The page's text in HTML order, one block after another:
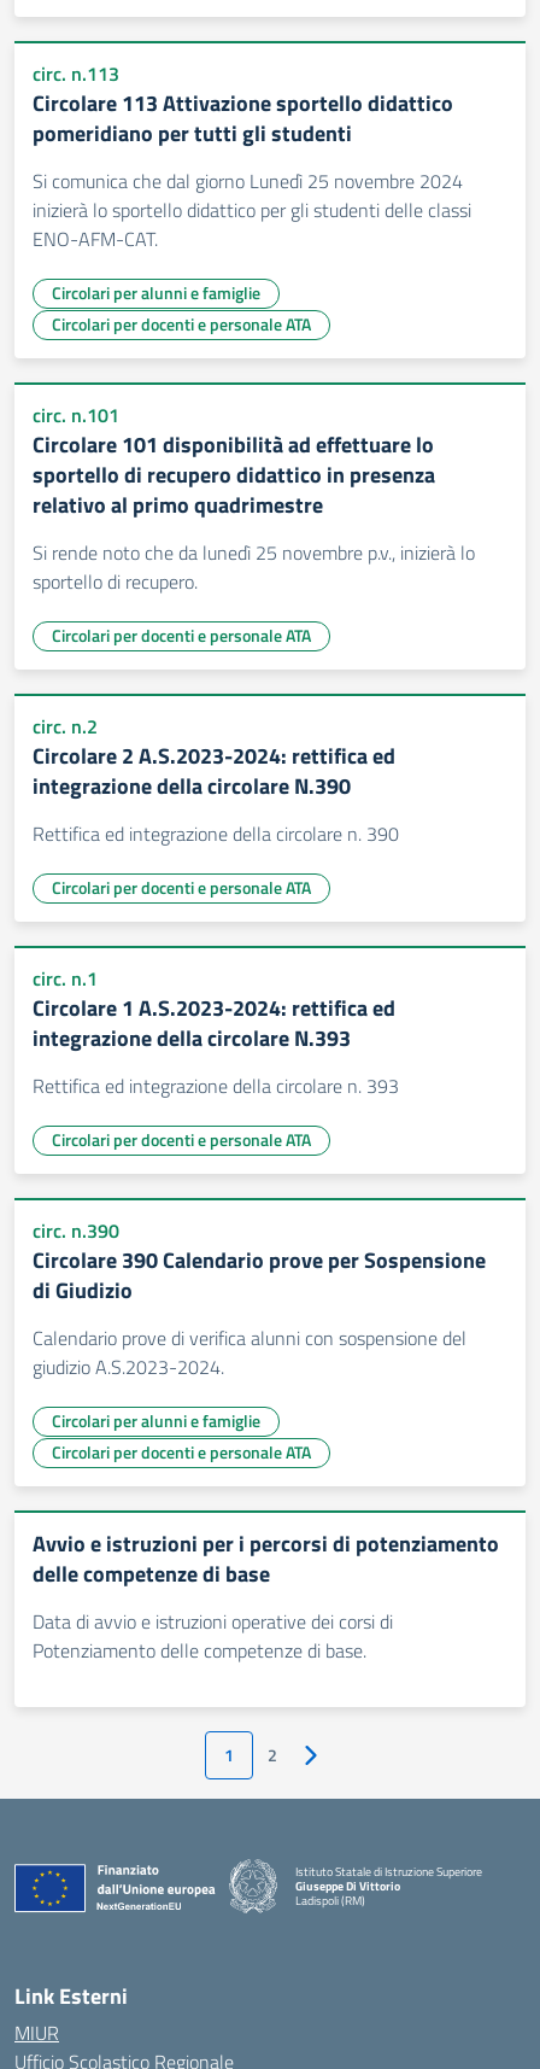
circ. n.113
Circolare 113 Attivazione sportello didattico
pomeridiano per tutti gli studenti
Si comunica che dal giorno Lunedì 25 novembre 2024
inizierà lo sportello didattico per gli studenti delle classi
ENO-AFM-CAT.
Circolari per alunni e famiglie
Circolari per docenti e personale ATA
circ. n.101
Circolare 101 disponibilità ad effettuare lo
sportello di recupero didattico in presenza
relativo al primo quadrimestre
Si rende noto che da lunedì 25 novembre p.v., inizierà lo
sportello di recupero.
Circolari per docenti e personale ATA
circ. n.2
Circolare 2 A.S.2023-2024: rettifica ed
integrazione della circolare N.390
Rettifica ed integrazione della circolare n. 390
Circolari per docenti e personale ATA
circ. n.1
Circolare 1 A.S.2023-2024: rettifica ed
integrazione della circolare N.393
Rettifica ed integrazione della circolare n. 393
Circolari per docenti e personale ATA
circ. n.390
Circolare 390 Calendario prove per Sospensione
di Giudizio
Calendario prove di verifica alunni con sospensione del
giudizio A.S.2023-2024.
Circolari per alunni e famiglie
Circolari per docenti e personale ATA
Avvio e istruzioni per i percorsi di potenziamento
delle competenze di base
Data di avvio e istruzioni operative dei corsi di
Potenziamento delle competenze di base.
1 2 Pagina successiva
Istituto Statale di Istruzione Superiore
Giuseppe Di Vittorio
Ladispoli (RM)
Link Esterni
MIUR
Ufficio Scolastico Regionale